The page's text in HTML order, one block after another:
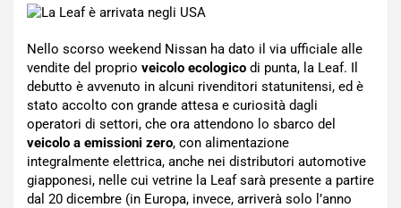
Nello scorso weekend Nissan ha dato il via ufficiale alle
vendite del proprio veicolo ecologico di punta, la Leaf. Il
debutto è avvenuto in alcuni rivenditori statunitensi, ed è
stato accolto con grande attesa e curiosità dagli
operatori di settori, che ora attendono lo sbarco del
veicolo a emissioni zero, con alimentazione
integralmente elettrica, anche nei distributori automotive
giapponesi, nelle cui vetrine la Leaf sarà presente a partire
dal 20 dicembre (in Europa, invece, arriverà solo l’anno